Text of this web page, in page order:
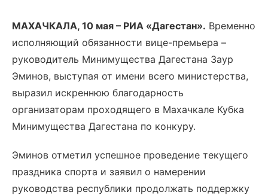
МАХАЧКАЛА, 10 мая – РИА «Дагестан». Временно
исполняющий обязанности вице-премьера –
руководитель Минимущества Дагестана Заур
Эминов, выступая от имени всего министерства,
выразил искреннюю благодарность
организаторам проходящего в Махачкале Кубка
Минимущества Дагестана по конкуру.
Эминов отметил успешное проведение текущего
праздника спорта и заявил о намерении
руководства республики продолжать поддержку